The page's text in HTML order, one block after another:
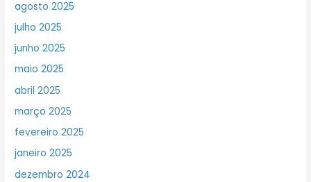
agosto 2025
julho 2025
junho 2025
maio 2025
abril 2025
março 2025
fevereiro 2025
janeiro 2025
dezembro 2024